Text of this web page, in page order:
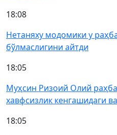
18:08
Нетаняху модомики у
бўлмаслигини айтди
18:05
Муҳсин Ризоий Олий
хавфсизлик кенгашидаги
18:05